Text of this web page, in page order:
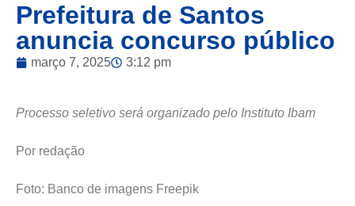
Prefeitura de Santos
anuncia concurso público
março 7, 2025 3:12 pm
Processo seletivo será organizado pelo Instituto Ibam
Por redação
Foto: Banco de imagens Freepik